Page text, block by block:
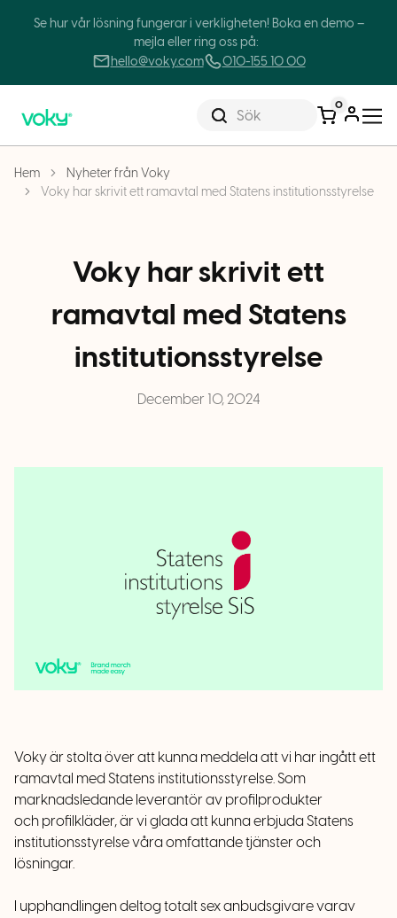
Se hur vår lösning fungerar i verkligheten! Boka en demo –
mejla eller ring oss på:
hello@voky.com
010-155 10 00
Sök
0
Hem
Nyheter från Voky
Voky har skrivit ett ramavtal med Statens institutionsstyrelse
Voky har skrivit ett
ramavtal med Statens
institutionsstyrelse
December 10, 2024
Voky är stolta över att kunna meddela att vi har ingått ett
ramavtal med Statens institutionsstyrelse. Som
marknadsledande leverantör av profilprodukter
och profilkläder, är vi glada att kunna erbjuda Statens
institutionsstyrelse våra omfattande tjänster och
lösningar.
I upphandlingen deltog totalt sex anbudsgivare varav